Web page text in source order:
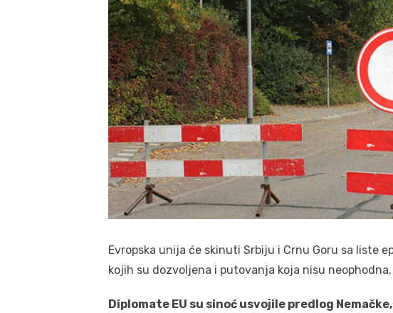
Evropska unija će skinuti Srbiju i Crnu Goru sa liste
kojih su dozvoljena i putovanja koja nisu neophodna.
Diplomate EU su sinoć usvojile predlog